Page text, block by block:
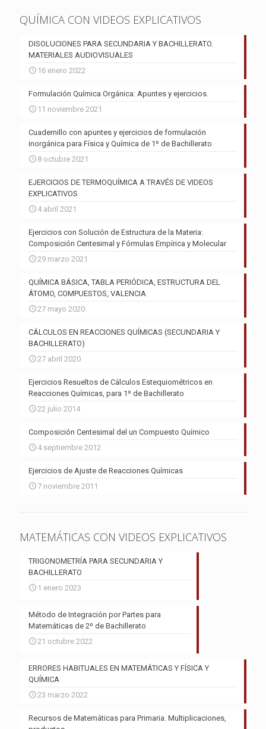
QUÍMICA CON VIDEOS EXPLICATIVOS
DISOLUCIONES PARA SECUNDARIA Y BACHILLERATO.
MATERIALES AUDIOVISUALES
16 enero 2022
Formulación Química Orgánica: Apuntes y ejercicios.
11 noviembre 2021
Cuadernillo con apuntes y ejercicios de formulación
inorgánica para Física y Química de 1º de Bachillerato
8 octubre 2021
EJERCICIOS DE TERMOQUÍMICA A TRAVÉS DE VIDEOS
EXPLICATIVOS
4 abril 2021
Ejercicios con Solución de Estructura de la Materia:
Composición Centesimal y Fórmulas Empírica y Molecular
29 marzo 2021
QUÍMICA BÁSICA, TABLA PERIÓDICA, ESTRUCTURA DEL
ÁTOMO, COMPUESTOS, VALENCIA
27 mayo 2020
CÁLCULOS EN REACCIONES QUÍMICAS (SECUNDARIA Y
BACHILLERATO)
27 abril 2020
Ejercicios Resueltos de Cálculos Estequiométricos en
Reacciones Químicas, para 1º de Bachillerato
22 julio 2014
Composición Centesimal del un Compuesto Químico
4 septiembre 2012
Ejercicios de Ajuste de Reacciones Químicas
7 noviembre 2011
MATEMÁTICAS CON VIDEOS EXPLICATIVOS
TRIGONOMETRÍA PARA SECUNDARIA Y
BACHILLERATO
1 enero 2023
Método de Integración por Partes para
Matemáticas de 2º de Bachillerato
21 octubre 2022
ERRORES HABITUALES EN MATEMÁTICAS Y FÍSICA Y
QUÍMICA
23 marzo 2022
Recursos de Matemáticas para Primaria. Multiplicaciones,